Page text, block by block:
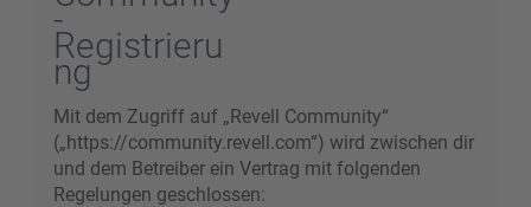
-
Registrieru
ng
Mit dem Zugriff auf „Revell Community“
(„https://community.revell.com“) wird zwischen dir
und dem Betreiber ein Vertrag mit folgenden
Regelungen geschlossen: